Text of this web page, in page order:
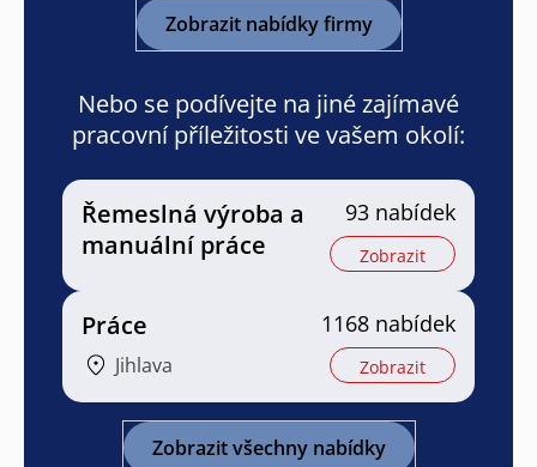
Zobrazit nabídky firmy
Nebo se podívejte na jiné zajímavé
pracovní příležitosti ve vašem okolí:
Řemeslná výroba a
manuální práce
93 nabídek
Zobrazit
Práce
Jihlava
1168 nabídek
Zobrazit
Zobrazit všechny nabídky